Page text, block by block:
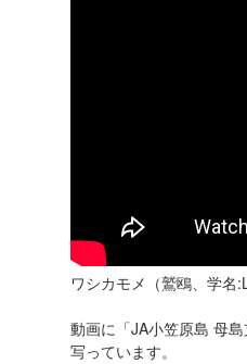
ワシカモメ（鷲鴎、学名
動画に「JA小笠原島 母
写っています。